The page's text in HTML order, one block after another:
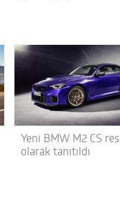
Yeni BMW M2 CS
olarak tanıtıldı